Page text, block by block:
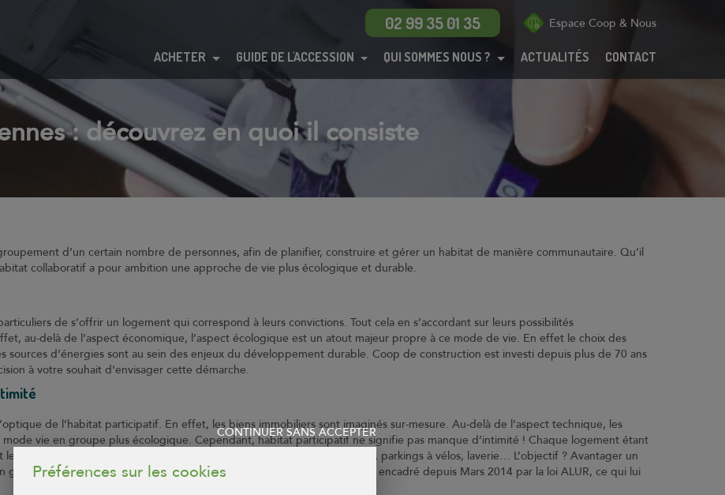
Espace Coop & Nous
02 99 35 01 35
ACHETER GUIDE DE L'ACCESSION QUI SOMMES NOUS ? ACTUALITÉS CONTACT
: découvrez en quoi il consiste
d’un certain nombre de personnes, afin de planifier, construire et gérer un habitat de manière communautaire. Qu’il
collaboratif a pour ambition une approche de vie plus écologique et durable.
de s’offrir un logement qui correspond à leurs convictions. Tout cela en s’accordant sur leurs possibilités
au-delà de l’aspect économique, l’aspect écologique est un atout majeur propre à ce mode de vie. En effet le choix des
sources d’énergies sont au sein des enjeux du développement durable. Coop de construction est investi depuis plus de 70 ans
à votre souhait d’envisager cette démarche.
de l’habitat participatif. En effet, les biens immobiliers sont imaginés sur-mesure. Au-delà de l’aspect technique, les
vie en groupe plus écologique. Cependant, habitat participatif ne signifie pas manque d’intimité ! Chaque logement étant
uns des autres. Seuls certains espaces peuvent être communs : jardins, parkings à vélos, laverie… L’objectif ? Avantager un
Par ailleurs, il est important de savoir que l’habitat participatif est encadré depuis Mars 2014 par la loi ALUR, ce qui lui
Menu
BRS
Actualités
Suivez-nous sur
Suivez-nous sur
CONTINUER SANS ACCEPTER
Préférences sur les cookies